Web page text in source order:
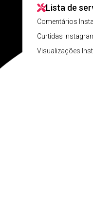
Lista de
Comentários
Curtidas
Visualizações